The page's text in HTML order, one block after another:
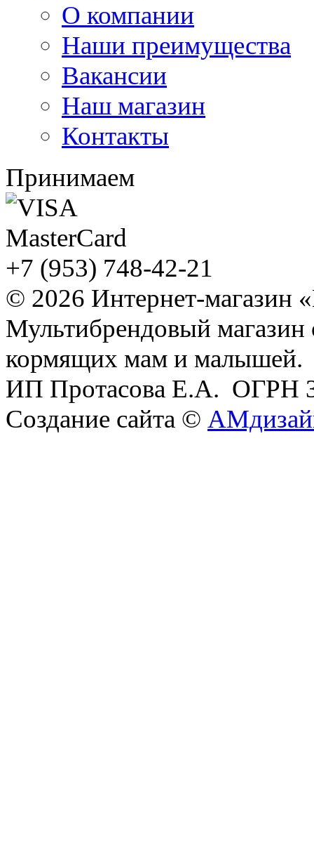
О компании
Наши преимущества
Вакансии
Наш магазин
Контакты
Принимаем
+7 (953) 748-42-21
© 2026 Интернет-магазин
Мультибрендовый
кормящих мам и малышей.
ИП Протасова Е.А. ОГРН
Создание сайта ©